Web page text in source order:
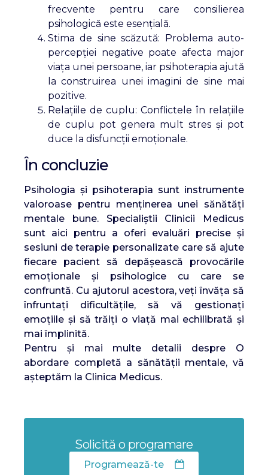
frecvente pentru care consilierea
psihologică este esențială.
Stima de sine scăzută: Problema auto-
percepției negative poate afecta major
viața unei persoane, iar psihoterapia ajută
la construirea unei imagini de sine mai
pozitive.
Relațiile de cuplu: Conflictele în relațiile
de cuplu pot genera mult stres și pot
duce la disfuncții emoționale.
În concluzie
Psihologia și psihoterapia sunt instrumente
valoroase pentru menținerea unei sănătăți
mentale bune. Specialiștii Clinicii Medicus
sunt aici pentru a oferi evaluări precise și
sesiuni de terapie personalizate care să ajute
fiecare pacient să depășească provocările
emoționale și psihologice cu care se
confruntă. Cu ajutorul acestora, veți învăța să
înfruntați dificultățile, să vă gestionați
emoțiile și să trăiți o viață mai echilibrată și
mai împlinită.
Pentru și mai multe detalii despre O
abordare completă a sănătății mentale, vă
așteptăm la Clinica Medicus.
Solicită o programare
Programează-te